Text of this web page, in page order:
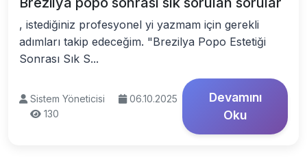
, istediğiniz profesyonel yi yazmam için gerekli
adımları takip edeceğim. "Brezilya Popo Estetiği
Sonrası Sık S...
Sistem Yöneticisi
06.10.2025
130
Devamını
Oku